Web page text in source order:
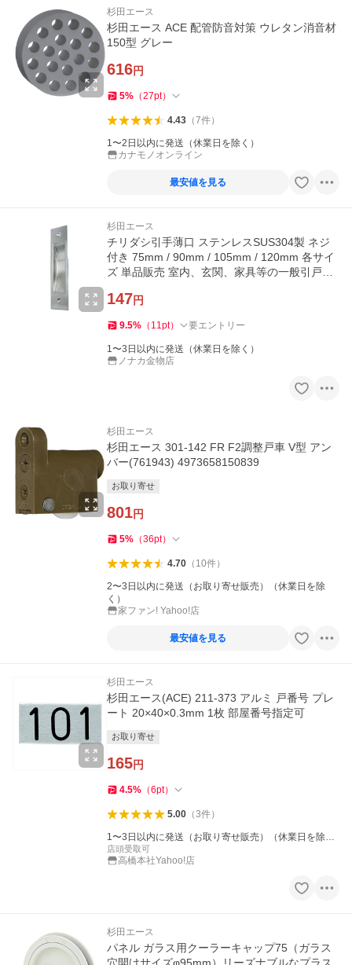
杉田エース
杉田エース ACE 配管防音対策 ウレタン消音材
150型 グレー
616円
5% （27pt）
4.43（7件）
1〜2日以内に発送（休業日を除く）
カナモノオンライン
最安値を見る
杉田エース
チリダシ引手薄口 ステンレスSUS304製 ネジ
付き 75mm / 90mm / 105mm / 120mm 各サイ
ズ 単品販売 室内、玄関、家具等の一般引戸に
147円
9.5% （ 11pt） 要エントリー
1〜3日以内に発送（休業日を除く）
ノナカ金物店
杉田エース
杉田エース 301-142 FR F2調整戸車 V型 アン
バー(761943) 4973658150839
お取り寄せ
801円
5% （36pt）
4.70（ 10件）
2〜3日以内に発送（お取り寄せ販売）（休業日を除
く）
家ファン! Yahoo!店
最安値を見る
杉田エース
杉田エース(ACE) 211-373 アルミ 戸番号 プレ
ート 20×40×0.3mm 1枚 部屋番号指定可
お取り寄せ
165円
4.5% （6pt）
5.00（3件）
1〜3日以内に発送（お取り寄せ販売）（休業日を除
く）
店頭受取可
高橋本社Yahoo!店
杉田エース
パネル ガラス用クーラーキャップ75（ガラス